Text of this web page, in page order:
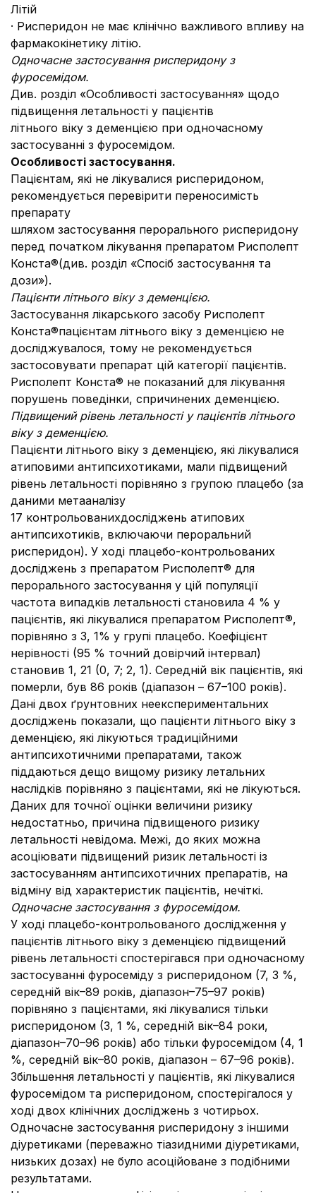
Літій
· Рисперидон не має клінічно важливого впливу на
фармакокінетику літію.
Одночасне застосування рисперидону з
фуросемідом.
Див. розділ «Особливості застосування» щодо
підвищення летальності у пацієнтів
літнього віку з деменцією при одночасному
застосуванні з фуросемідом.
Особливості застосування.
Пацієнтам, які не лікувалися рисперидоном,
рекомендується перевірити переносимість
препарату
шляхом застосування перорального рисперидону
перед початком лікування препаратом Рисполепт
Конста®(див. розділ «Спосіб застосування та
дози»).
Пацієнти літнього віку з деменцією.
Застосування лікарського засобу Рисполепт
Конста®пацієнтам літнього віку з деменцією не
досліджувалося, тому не рекомендується
застосовувати препарат цій категорії пацієнтів.
Рисполепт Конста® не показаний для лікування
порушень поведінки, спричинених деменцією.
Підвищений рівень летальності у пацієнтів літнього
віку з деменцією.
Пацієнти літнього віку з деменцією, які лікувалися
атиповими антипсихотиками, мали підвищений
рівень летальності порівняно з групою плацебо (за
даними метааналізу
17 контрольованихдосліджень атипових
антипсихотиків, включаючи пероральний
рисперидон). У ході плацебо-контрольованих
досліджень з препаратом Рисполепт® для
перорального застосування у цій популяції
частота випадків летальності становила 4 % у
пацієнтів, які лікувалися препаратом Рисполепт®,
порівняно з 3, 1% у групі плацебо. Коефіцієнт
нерівності (95 % точний довірчий інтервал)
становив 1, 21 (0, 7; 2, 1). Середній вік пацієнтів, які
померли, був 86 років (діапазон – 67–100 років).
Дані двох ґрунтовних неекспериментальних
досліджень показали, що пацієнти літнього віку з
деменцією, які лікуються традиційними
антипсихотичними препаратами, також
піддаються дещо вищому ризику летальних
наслідків порівняно з пацієнтами, які не лікуються.
Даних для точної оцінки величини ризику
недостатньо, причина підвищеного ризику
летальності невідома. Межі, до яких можна
асоціювати підвищений ризик летальності із
застосуванням антипсихотичних препаратів, на
відміну від характеристик пацієнтів, нечіткі.
Одночасне застосування з фуросемідом.
У ході плацебо-контрольованого дослідження у
пацієнтів літнього віку з деменцією підвищений
рівень летальності спостерігався при одночасному
застосуванні фуросеміду з рисперидоном (7, 3 %,
середній вік–89 років, діапазон–75–97 років)
порівняно з пацієнтами, які лікувалися тільки
рисперидоном (3, 1 %, середній вік–84 роки,
діапазон–70–96 років) або тільки фуросемідом (4, 1
%, середній вік–80 років, діапазон – 67–96 років).
Збільшення летальності у пацієнтів, які лікувалися
фуросемідом та рисперидоном, спостерігалося у
ході двох клінічних досліджень з чотирьох.
Одночасне застосування рисперидону з іншими
діуретиками (переважно тіазидними діуретиками,
низьких дозах) не було асоційоване з подібними
результатами.